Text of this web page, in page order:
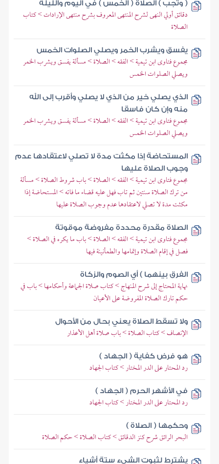
( وتجب ) الصلاة ( الخمس ) في اليوم والليلة
دقائق أولي النهى لشرح المنتهى المعروف بشرح منتهى الإرادات > كتاب
الصلاة
يفسق ويشرب الخمر ويصلي الصلوات الخمس
مجموع فتاوى ابن تيمية > الفقه > الصلاة > مسألة يفسق ويشرب الخمر
ويصلي الصلوات الخمس
الذي يصلي خير من الذي لا يصلي وأقرب إلى الله
منه وإن كان فاسقا
مجموع فتاوى ابن تيمية > الفقه > الصلاة > مسألة يفسق ويشرب الخمر
ويصلي الصلوات الخمس
المستحاضة إذا مكثت مدة لا تصلي لاعتقادها عدم
وجوب الصلاة عليها
مجموع فتاوى ابن تيمية > الفقه > الصلاة > باب شروط الصلاة > مسألة
من ترك الصلاة سنتين ثم تاب فهل عليه قضاء ما فاته > المستحاضة إذا
مكثت مدة لا تصلي لاعتقادها عدم وجوب الصلاة عليها
الصلاة مقدرة محددة مفروضة موقوتة
مجموع فتاوى ابن تيمية > الفقه > الصلاة > باب ما يكره في الصلاة >
فصل في إقام الصلاة وإتمامها والطمأنينة فيها
الفرق بينهما ) أي الصوم والزكاة
نهاية المحتاج إلى شرح المنهاج > كتاب صلاة الجماعة وأحكامها > باب في
حكم تارك الصلاة المفروضة على الأعيان
ولا تسقط الصلاة يعني بحال من الأحوال
الإنصاف > كتاب الصلاة > باب صلاة أهل الأعذار
هو فرض كفاية ( الجهاد )
رد المحتار على الدر المختار > كتاب الجهاد
في الأشهر الحرم ( الجهاد )
رد المحتار على الدر المختار > كتاب الجهاد
وحكمها ( الصلاة )
البحر الرائق شرح كنز الدقائق > كتاب الصلاة > حكم الصلاة
يشترط لثبوت الشيء ستة أشياء